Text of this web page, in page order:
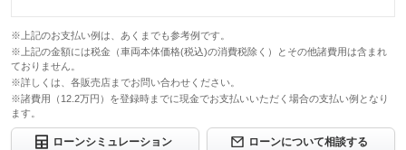
※上記のお支払い例は、あくまでも参考例です。
※上記の金額には税金（車両本体価格(税込)の消費税除く）とその他諸費用は含まれ
ておりません。
※詳しくは、各販売店までお問い合わせください。
※諸費用（12.2万円）を登録時までに現金でお支払いいただく場合の支払い例となり
ます。
ローンシミュレーション ローンについて相談する